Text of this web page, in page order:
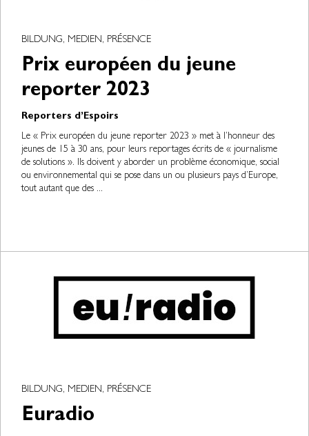
BILDUNG, MEDIEN, PRÉSENCE
Prix européen du jeune
reporter 2023
Reporters d’Espoirs
Le « Prix européen du jeune reporter 2023 » met à l’honneur des
jeunes de 15 à 30 ans, pour leurs reportages écrits de « journalisme
de solutions ». Ils doivent y aborder un problème économique, social
ou environnemental qui se pose dans un ou plusieurs pays d’Europe,
tout autant que des ...
BILDUNG, MEDIEN, PRÉSENCE
Euradio